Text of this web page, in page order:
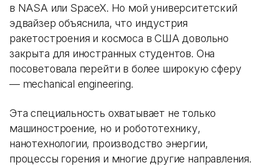
в NASA или SpaceX. Но мой университетский
эдвайзер объяснила, что индустрия
ракетостроения и космоса в США довольно
закрыта для иностранных студентов. Она
посоветовала перейти в более широкую сферу
— mechanical engineering.
Эта специальность охватывает не только
машиностроение, но и робототехнику,
нанотехнологии, производство энергии,
процессы горения и многие другие направления.